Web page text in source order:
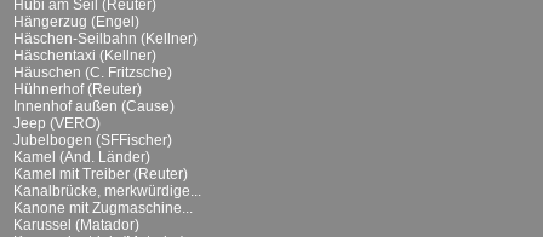
Hubi am Seil (Reuter)
Hängerzug (Engel)
Häschen-Seilbahn (Kellner)
Häschentaxi (Kellner)
Häuschen (C. Fritzsche)
Hühnerhof (Reuter)
Innenhof außen (Cause)
Jeep (VERO)
Jubelbogen (SFFischer)
Kamel (And. Länder)
Kamel mit Treiber (Reuter)
Kanalbrücke, merkwürdige...
Kanone mit Zugmaschine...
Karussel (Matador)